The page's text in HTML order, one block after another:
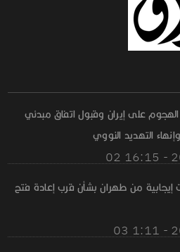
على إيران وقبول اتفاق مبدئي
التهديد النووي
إيجابية من طهران بشأن قرب إعادة فتح